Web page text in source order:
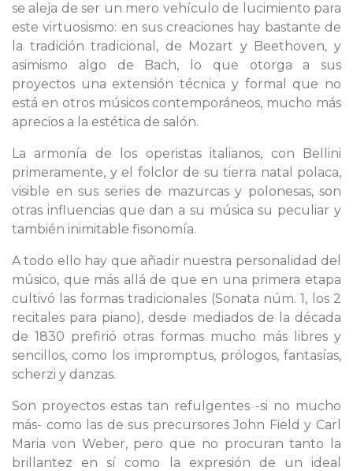
se aleja de ser un mero vehículo de lucimiento para
este virtuosismo: en sus creaciones hay bastante de
la tradición tradicional, de Mozart y Beethoven, y
asimismo algo de Bach, lo que otorga a sus
proyectos una extensión técnica y formal que no
está en otros músicos contemporáneos, mucho más
aprecios a la estética de salón.
La armonía de los operistas italianos, con Bellini
primeramente, y el folclor de su tierra natal polaca,
visible en sus series de mazurcas y polonesas, son
otras influencias que dan a su música su peculiar y
también inimitable fisonomía.
A todo ello hay que añadir nuestra personalidad del
músico, que más allá de que en una primera etapa
cultivó las formas tradicionales (Sonata núm. 1, los 2
recitales para piano), desde mediados de la década
de 1830 prefirió otras formas mucho más libres y
sencillos, como los impromptus, prólogos, fantasías,
scherzi y danzas.
Son proyectos estas tan refulgentes -si no mucho
más- como las de sus precursores John Field y Carl
Maria von Weber, pero que no procuran tanto la
brillantez en sí como la expresión de un ideal